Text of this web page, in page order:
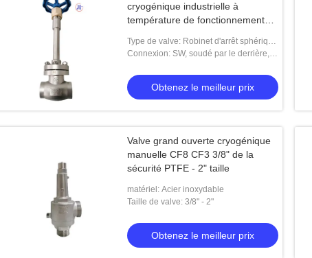
cryogénique industrielle à
température de fonctionnement
Type de valve: Robinet d'arrêt sphérique
cryogénique
Connexion: SW, soudé par le derrière,
Obtenez le meilleur prix
Valve grand ouverte cryogénique
manuelle CF8 CF3 3/8" de la
sécurité PTFE - 2" taille
matériel: Acier inoxydable
Taille de valve: 3/8" - 2"
Obtenez le meilleur prix